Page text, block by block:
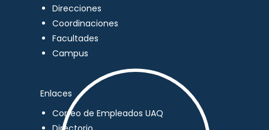
Direcciones
Coordinaciones
Facultades
Campus
Enlaces
Correo de Empleados UAQ